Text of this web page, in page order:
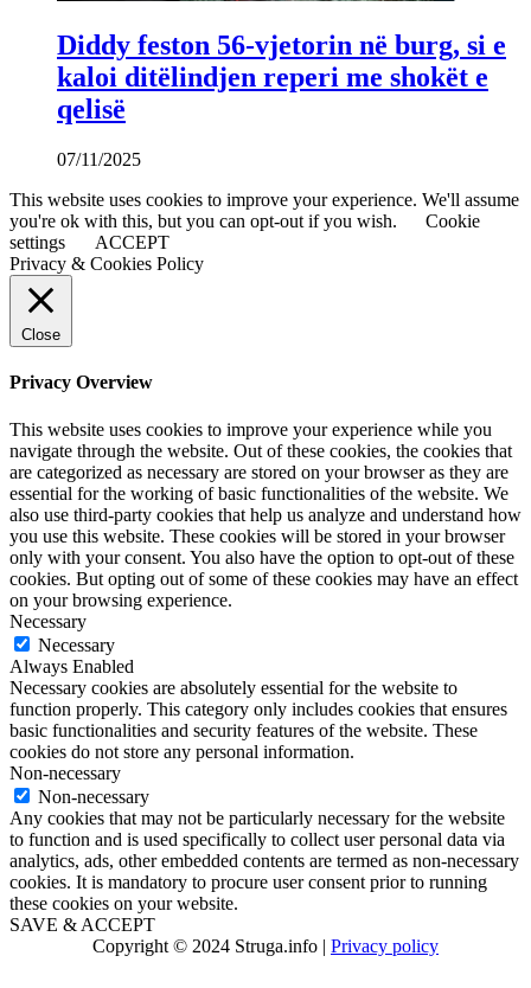
Diddy feston 56-vjetorin në burg, si e
kaloi ditëlindjen reperi me shokët e
qelisë
07/11/2025
This website uses cookies to improve your experience. We'll assume
you're ok with this, but you can opt-out if you wish.
Cookie
settings
ACCEPT
Privacy & Cookies Policy
Close
Privacy Overview
This website uses cookies to improve your experience while you
navigate through the website. Out of these cookies, the cookies that
are categorized as necessary are stored on your browser as they are
essential for the working of basic functionalities of the website. We
also use third-party cookies that help us analyze and understand how
you use this website. These cookies will be stored in your browser
only with your consent. You also have the option to opt-out of these
cookies. But opting out of some of these cookies may have an effect
on your browsing experience.
Necessary
Necessary
Always Enabled
Necessary cookies are absolutely essential for the website to
function properly. This category only includes cookies that ensures
basic functionalities and security features of the website. These
cookies do not store any personal information.
Non-necessary
Non-necessary
Any cookies that may not be particularly necessary for the website
to function and is used specifically to collect user personal data via
analytics, ads, other embedded contents are termed as non-necessary
cookies. It is mandatory to procure user consent prior to running
these cookies on your website.
SAVE & ACCEPT
Copyright © 2024 Struga.info | Privacy policy